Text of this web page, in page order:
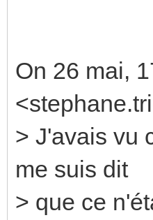
On 26 mai,
> J'avais vu
me suis dit
> que ce